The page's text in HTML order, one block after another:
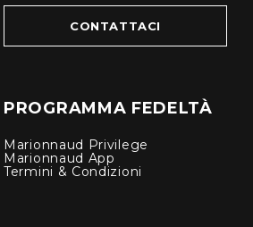
CONTATTACI
PROGRAMMA FEDELTÀ
Marionnaud Privilege
Marionnaud App
Termini & Condizioni